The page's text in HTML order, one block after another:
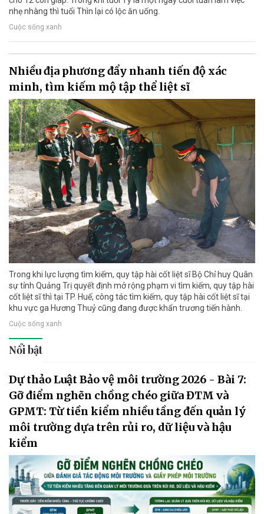
nhẹ nhàng thì tuổi Thìn lại có lộc ăn uống.
Cuộc sống xanh
Nhiều địa phương đẩy nhanh tiến độ xác
minh, tìm kiếm mộ tập thể liệt sĩ
Trong khi lực lượng tìm kiếm, quy tập hài cốt liệt sĩ Bộ Chỉ huy Quân
sự tỉnh Quảng Trị quyết định mở rộng phạm vi tìm kiếm, quy tập hài
cốt liệt sĩ thì tại TP. Huế, công tác tìm kiếm, quy tập hài cốt liệt sĩ tại
khu vực ga Hương Thuỷ cũng đang được khẩn trương tiến hành.
Cuộc sống xanh
Nổi bật
Dự thảo Luật Bảo vệ môi trường 2026 - Bài 7:
Gỡ điểm nghẽn chồng chéo giữa ĐTM và
GPMT: Từ tiền kiểm nhiều tầng đến quản lý
môi trường dựa trên rủi ro, dữ liệu và hậu
kiểm